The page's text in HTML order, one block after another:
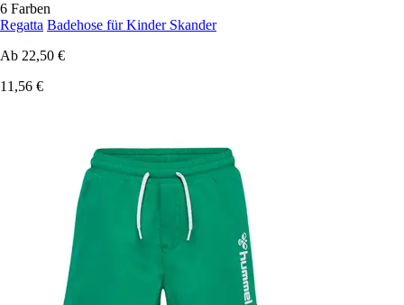
6 Farben
Regatta Badehose für Kinder Skander
Ab 22,50 €
11,56 €